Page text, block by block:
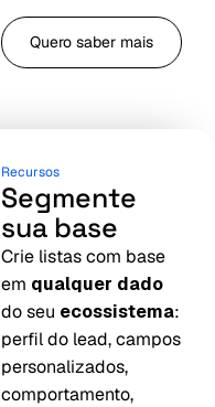
Quero saber mais
Recursos
Segmente
sua base
Crie listas com base
em qualquer dado
do seu ecossistema:
perfil do lead, campos
personalizados,
comportamento,